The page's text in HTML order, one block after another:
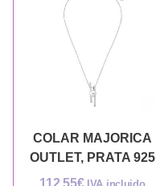
COLAR MAJORICA
OUTLET, PRATA 925